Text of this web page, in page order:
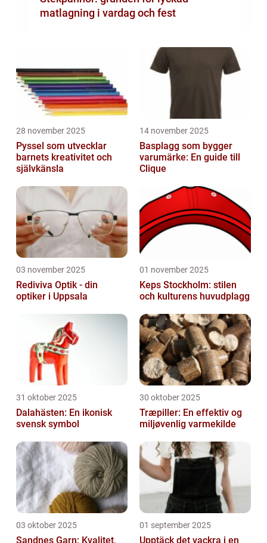
matlagning i vardag och fest
28 november 2025
Pyssel som utvecklar
barnets kreativitet och
självkänsla
14 november 2025
Basplagg som bygger
varumärke: En guide till
Clique
03 november 2025
Rediviva Optik - din
optiker i Uppsala
01 november 2025
Keps Stockholm: stilen
och kulturens huvudplagg
31 oktober 2025
Dalahästen: En ikonisk
svensk symbol
30 oktober 2025
Træpiller: En effektiv og
miljøvenlig varmekilde
03 oktober 2025
Sandnes Garn: Kvalitet,
01 september 2025
Upptäck det vackra i en